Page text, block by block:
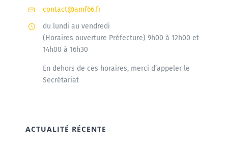
contact@amf66.fr
du lundi au vendredi
(Horaires ouverture Préfecture) 9h00 à 12h00 et
14h00 à 16h30
En dehors de ces horaires, merci d’appeler le
Secrétariat
ACTUALITÉ RÉCENTE